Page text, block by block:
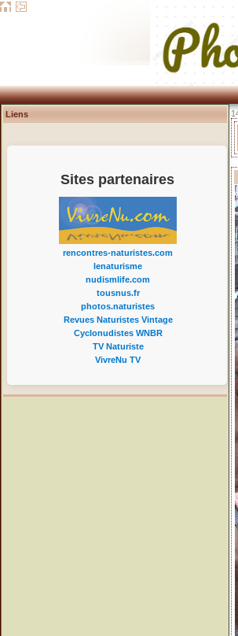
Liens
Sites partenaires
rencontres-naturistes.com
lenaturisme
nudismlife.com
tousnus.fr
photos.naturistes
Revues Naturistes Vintage
Cyclonudistes WNBR
TV Naturiste
VivreNu TV